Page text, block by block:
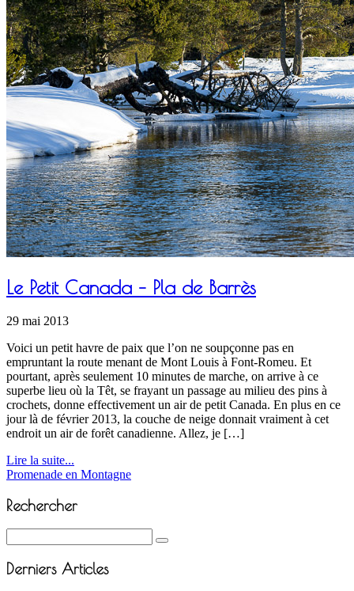
Le Petit Canada – Pla de Barrès
29 mai 2013
Voici un petit havre de paix que l’on ne soupçonne pas en
empruntant la route menant de Mont Louis à Font-Romeu. Et
pourtant, après seulement 10 minutes de marche, on arrive à ce
superbe lieu où la Têt, se frayant un passage au milieu des pins à
crochets, donne effectivement un air de petit Canada. En plus en ce
jour là de février 2013, la couche de neige donnait vraiment à cet
endroit un air de forêt canadienne. Allez, je […]
Lire la suite...
Promenade en Montagne
Rechercher
Derniers Articles